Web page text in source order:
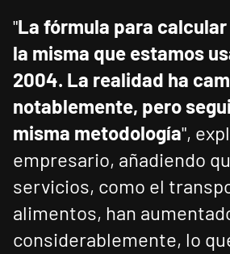
"La fórmula para
la misma que estamos
2004. La realidad ha
notablemente, pero
misma metodología",
empresario, añadiendo
servicios, como el
alimentos, han
considerablemente, lo